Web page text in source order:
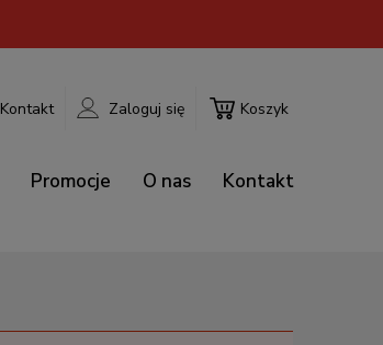
Koszyk
Kontakt Zaloguj się
Promocje O nas
Kontakt